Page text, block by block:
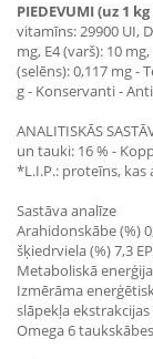
PIEDEVUMI (uz 1
vitamīns: 29900 UI,
mg, E4 (varš): 10
(selēns): 0,117 mg -
g - Konservanti -
ANALITISKĀS
un tauki: 16 % -
*L.I.P.: proteīns,
Sastāva analīze
Arahidonskābe (%)
šķiedrviela (%) 7,3
Metaboliskā
Izmērāma
slāpekļa ekstrakcijas
Omega 6